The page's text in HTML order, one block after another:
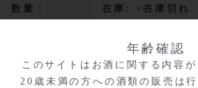
年齢確認
このサイトはお酒に関する内容が
20歳未満の方への酒類の販売は
数量： 在庫: ×在庫切れ